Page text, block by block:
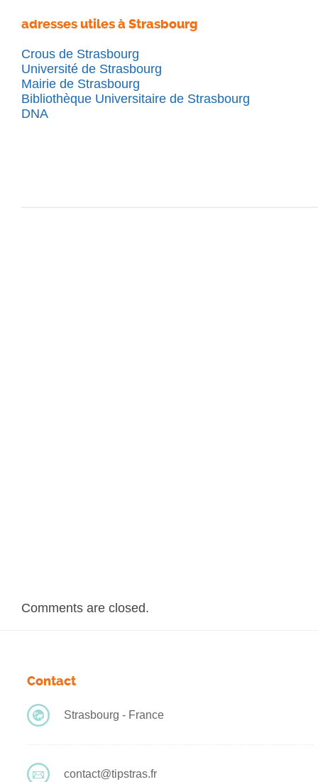
adresses utiles à Strasbourg
Crous de Strasbourg
Université de Strasbourg
Mairie de Strasbourg
Bibliothèque Universitaire de Strasbourg
DNA
Comments are closed.
Contact
Strasbourg - France
contact@tipstras.fr